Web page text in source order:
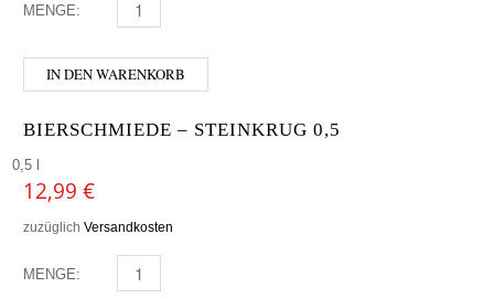
MENGE: BEER BUDDIES - GLAS TASTING 0,33 MENGE
IN DEN WARENKORB
BIERSCHMIEDE – STEINKRUG 0,5
0,5 l
12,99 €
zuzüglich Versandkosten
MENGE: BIERSCHMIEDE - STEINKRUG 0,5 MENGE